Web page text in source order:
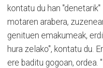
kontatu du han
motaren arabera,
genituen emakumeak,
hura zelako", kontatu du.
ere baditu gogoan, ordea.